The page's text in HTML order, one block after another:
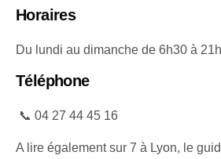
Horaires
Du lundi au dimanche de 6h30 à
Téléphone
📞 04 27 44 45 16
A lire également sur 7 à Lyon, le